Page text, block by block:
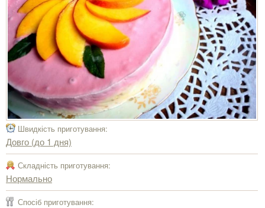
Швидкість приготування:
Довго (до 1 дня)
Складність приготування:
Нормально
Спосіб приготування: